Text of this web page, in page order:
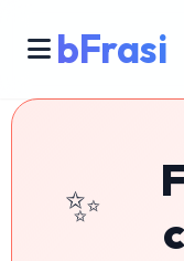
bFrasi
✨